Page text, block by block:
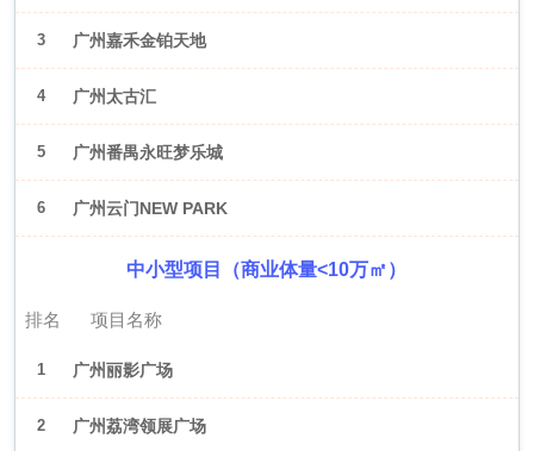
3 广州嘉禾金铂天地
4 广州太古汇
5 广州番禺永旺梦乐城
6 广州云门NEW PARK
中小型项目（商业体量<10万㎡）
排名 项目名称
1 广州丽影广场
2 广州荔湾领展广场